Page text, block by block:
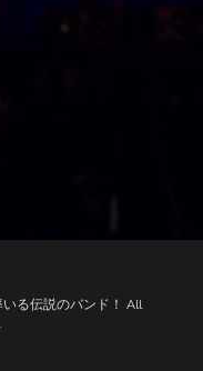
る伝説のバンド！ All